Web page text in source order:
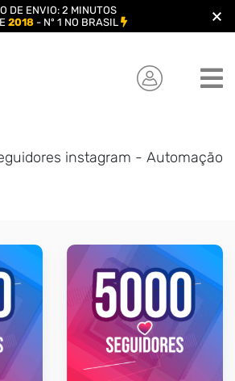
instagram - Automação
DE ENVIO: 2 MINUTOS
2018- Nº 1 NO BRASIL